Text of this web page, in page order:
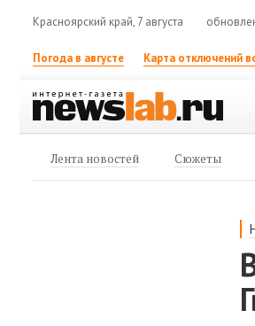
Красноярский край, 7 августа
Погода в августе Карта отключений
Лента новостей Сюжеты